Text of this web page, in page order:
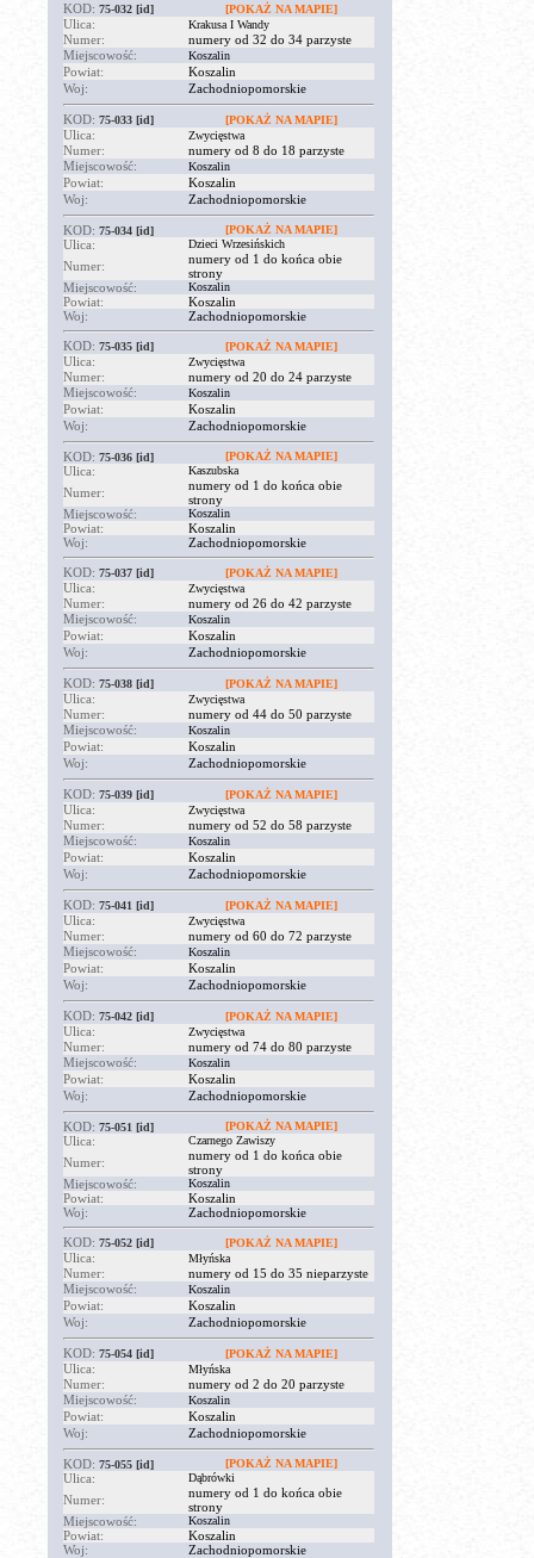
KOD: 75-032 [id] [POKAŻ NA MAPIE]
Ulica: Krakusa I Wandy
Numer:
numery od 32 do 34 parzyste
Miejscowość:
Koszalin
Powiat:
Koszalin
Woj:
Zachodniopomorskie
KOD: 75-033 [id] [POKAŻ NA MAPIE]
Ulica: Zwycięstwa
Numer:
numery od 8 do 18 parzyste
Miejscowość:
Koszalin
Powiat:
Koszalin
Woj:
Zachodniopomorskie
KOD: 75-034 [id] [POKAŻ NA MAPIE]
Ulica: Dzieci Wrzesińskich
Numer:
numery od 1 do końca obie
strony
Miejscowość:
Koszalin
Powiat:
Koszalin
Woj:
Zachodniopomorskie
KOD: 75-035 [id] [POKAŻ NA MAPIE]
Ulica: Zwycięstwa
Numer:
numery od 20 do 24 parzyste
Miejscowość:
Koszalin
Powiat:
Koszalin
Woj:
Zachodniopomorskie
KOD: 75-036 [id] [POKAŻ NA MAPIE]
Ulica: Kaszubska
Numer:
numery od 1 do końca obie
strony
Miejscowość:
Koszalin
Powiat:
Koszalin
Woj:
Zachodniopomorskie
KOD: 75-037 [id] [POKAŻ NA MAPIE]
Ulica: Zwycięstwa
Numer:
numery od 26 do 42 parzyste
Miejscowość:
Koszalin
Powiat:
Koszalin
Woj:
Zachodniopomorskie
KOD: 75-038 [id] [POKAŻ NA MAPIE]
Ulica: Zwycięstwa
Numer:
numery od 44 do 50 parzyste
Miejscowość:
Koszalin
Powiat:
Koszalin
Woj:
Zachodniopomorskie
KOD: 75-039 [id] [POKAŻ NA MAPIE]
Ulica: Zwycięstwa
Numer:
numery od 52 do 58 parzyste
Miejscowość:
Koszalin
Powiat:
Koszalin
Woj:
Zachodniopomorskie
KOD: 75-041 [id] [POKAŻ NA MAPIE]
Ulica: Zwycięstwa
Numer:
numery od 60 do 72 parzyste
Miejscowość:
Koszalin
Powiat:
Koszalin
Woj:
Zachodniopomorskie
KOD: 75-042 [id] [POKAŻ NA MAPIE]
Ulica: Zwycięstwa
Numer:
numery od 74 do 80 parzyste
Miejscowość:
Koszalin
Powiat:
Koszalin
Woj:
Zachodniopomorskie
KOD: 75-051 [id] [POKAŻ NA MAPIE]
Ulica: Czarnego Zawiszy
Numer:
numery od 1 do końca obie
strony
Miejscowość:
Koszalin
Powiat:
Koszalin
Woj:
Zachodniopomorskie
KOD: 75-052 [id] [POKAŻ NA MAPIE]
Ulica: Młyńska
Numer:
numery od 15 do 35 nieparzyste
Miejscowość:
Koszalin
Powiat:
Koszalin
Woj:
Zachodniopomorskie
KOD: 75-054 [id] [POKAŻ NA MAPIE]
Ulica: Młyńska
Numer:
numery od 2 do 20 parzyste
Miejscowość:
Koszalin
Powiat:
Koszalin
Woj:
Zachodniopomorskie
KOD: 75-055 [id] [POKAŻ NA MAPIE]
Ulica: Dąbrówki
Numer:
numery od 1 do końca obie
strony
Miejscowość:
Koszalin
Powiat:
Koszalin
Woj:
Zachodniopomorskie